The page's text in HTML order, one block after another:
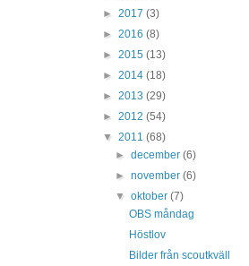
► 2017 (3)
► 2016 (8)
► 2015 (13)
► 2014 (18)
► 2013 (29)
► 2012 (54)
▼ 2011 (68)
►december(6)
►november(6)
▼oktober(7)
OBS måndag
Höstlov
Bilder från scoutkväll